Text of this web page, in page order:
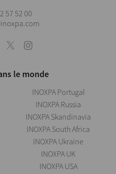
57 52 00
le monde
INOXPA Portugal
INOXPA Russia
INOXPA Skandinavia
INOXPA South Africa
INOXPA Ukraine
INOXPA UK
INOXPA USA